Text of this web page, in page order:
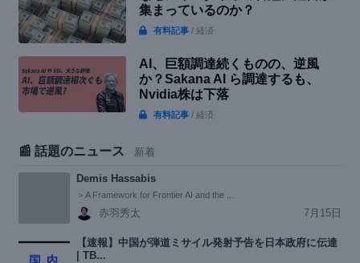
集まっているのか？
有料記事 / 経済
AI、巨額調達続くものの、逆風
か？Sakana AI ら調達するも、
Nvidia株は下落
有料記事 / 経済
📰 話題のニュース 新着
Demis Hassabis
＞A Framework for Frontier AI and the ...
赤羽秀太 7月15日
【速報】中国が弾道ミサイル発射予告を日本政府に伝達
| TB...